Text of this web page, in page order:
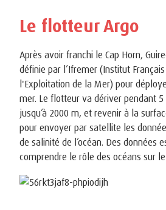
Le flotteur Argo
Après avoir franchi le Cap Horn,
définie par l’Ifremer (Institut
l'Exploitation de la Mer) pour
mer. Le flotteur va dériver pendant
jusqu’à 2000 m, et revenir à la
pour envoyer par satellite les
de salinité de l’océan. Des données
comprendre le rôle des océans sur